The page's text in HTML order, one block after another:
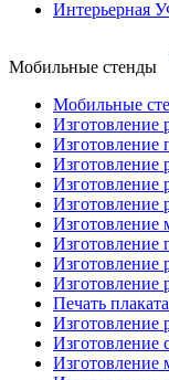
Интерьерная
Мобильные стенды
Мобильные
Изготовление
Изготовление
Изготовление
Изготовление
Изготовление
Изготовление
Изготовление
Изготовление
Изготовление
Печать
Изготовление
Изготовление
Изготовление